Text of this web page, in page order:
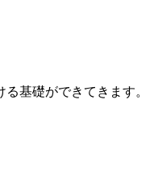
基礎ができてきます。